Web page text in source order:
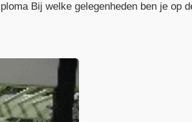
Bij welke gelegenheden ben je op